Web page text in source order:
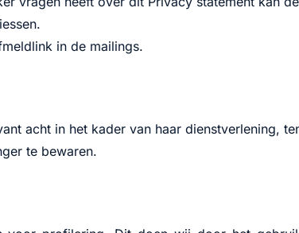
in de mailings.
acht in het kader van haar dienstverlening,
te bewaren.